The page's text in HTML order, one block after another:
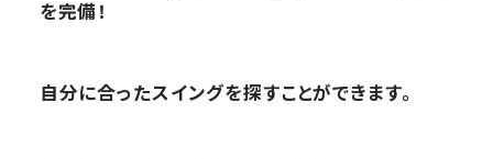
を完備！
自分に合ったスイングを探すことができます。